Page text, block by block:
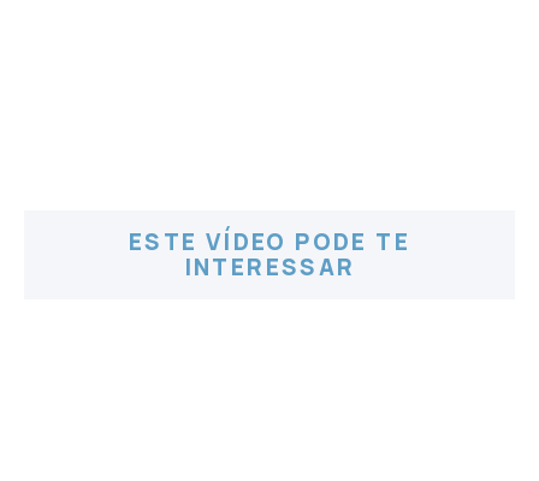
ESTE VÍDEO PODE TE
INTERESSAR